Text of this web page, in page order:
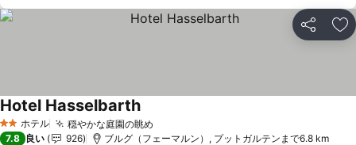
シェア お
2 ホテルのランク
ホテル 穏やかな庭園の眺め
Hotel Hasselbarth料金を表示
7.8 良い 926 ブルグ（フェーマルン）, プットガルテンまで6.8 km